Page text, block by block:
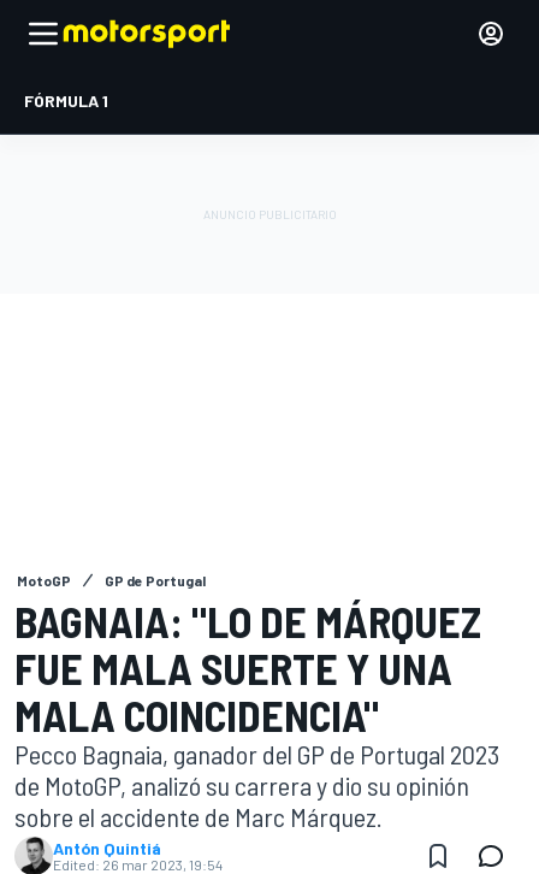
FÓRMULA 1
MotoGP GP de Portugal
BAGNAIA: "LO DE MÁRQUEZ
FUE MALA SUERTE Y UNA
MALA COINCIDENCIA"
Pecco Bagnaia, ganador del GP de Portugal 2023
de MotoGP, analizó su carrera y dio su opinión
sobre el accidente de Marc Márquez.
Antón Quintiá
Edited: 26 mar 2023, 19:54